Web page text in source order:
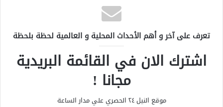
تعرف على آخر و أهم الأحداث المحلية و العالمية لحظة بلحظة
اشترك الان في القائمة البريدية
مجانا !
موقع النيل ٢٤ الحصري علي مدار الساعة